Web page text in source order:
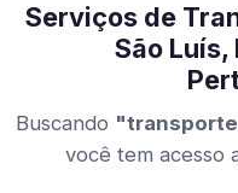
Serviços de
São Luís,
Buscando
você tem acesso